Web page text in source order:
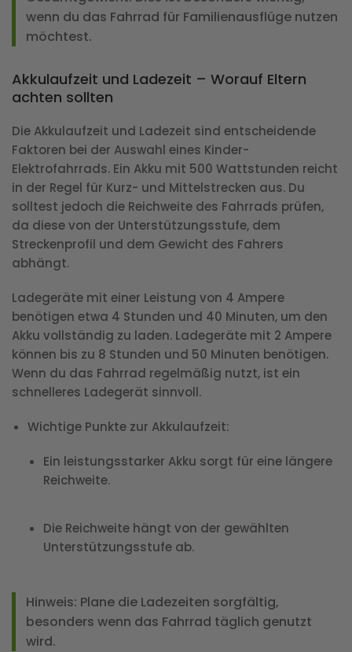
wenn du das Fahrrad für Familienausflüge nutzen
möchtest.
Akkulaufzeit und Ladezeit – Worauf Eltern
achten sollten
Die Akkulaufzeit und Ladezeit sind entscheidende
Faktoren bei der Auswahl eines Kinder-
Elektrofahrrads. Ein Akku mit 500 Wattstunden reicht
in der Regel für Kurz- und Mittelstrecken aus. Du
solltest jedoch die Reichweite des Fahrrads prüfen,
da diese von der Unterstützungsstufe, dem
Streckenprofil und dem Gewicht des Fahrers
abhängt.
Ladegeräte mit einer Leistung von 4 Ampere
benötigen etwa 4 Stunden und 40 Minuten, um den
Akku vollständig zu laden. Ladegeräte mit 2 Ampere
können bis zu 8 Stunden und 50 Minuten benötigen.
Wenn du das Fahrrad regelmäßig nutzt, ist ein
schnelleres Ladegerät sinnvoll.
Wichtige Punkte zur Akkulaufzeit:
Ein leistungsstarker Akku sorgt für eine längere
Reichweite.
Die Reichweite hängt von der gewählten
Unterstützungsstufe ab.
Hinweis: Plane die Ladezeiten sorgfältig,
besonders wenn das Fahrrad täglich genutzt
wird.